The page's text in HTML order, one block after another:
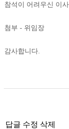
참석이 어려우신 이
첨부 - 위임장
감사합니다.
답글 수정 삭제